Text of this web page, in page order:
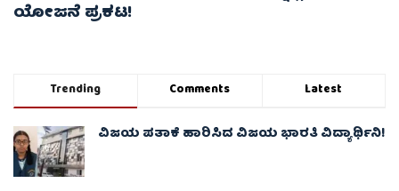
ಯೋಜನೆ ಪ್ರಕಟ!
Trending Comments Latest
ವಿಜಯ ಪತಾಕೆ ಹಾರಿಸಿದ ವಿಜಯ ಭಾರತಿ ವಿದ್ಯಾರ್ಥಿನಿ!